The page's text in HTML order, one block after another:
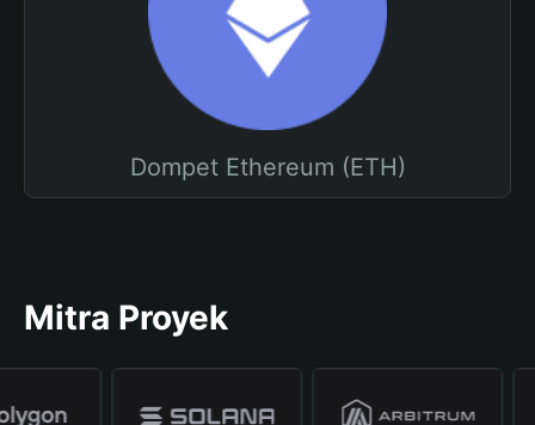
Dompet Ethereum (ETH)
Mitra Proyek